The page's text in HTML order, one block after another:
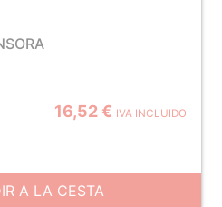
16,52 € IVA INCLUIDO
A LA CESTA